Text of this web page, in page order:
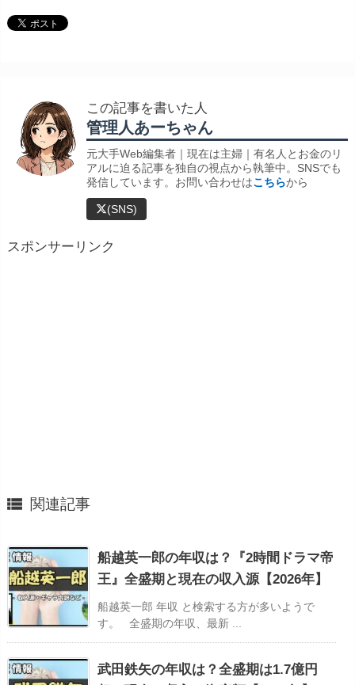
この記事を書いた人
管理人あーちゃん
元大手Web編集者｜現在は主婦｜有名人とお金のリ
アルに迫る記事を独自の視点から執筆中。SNSでも
発信しています。お問い合わせはこちらから
(SNS)
スポンサーリンク
 関連記事
船越英一郎の年収は？『2時間ドラマ帝
王』全盛期と現在の収入源【2026年】
船越英一郎 年収 と検索する方が多いようで
す。 全盛期の年収、最新 ...
武田鉄矢の年収は？全盛期は1.7億円